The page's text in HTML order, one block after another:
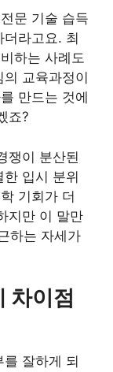
문 기술 습득
라고요. 최
하는 사례도
교육과정이
만드는 것에
죠?
쟁이 분산된
입시 분위
기회가 더
지만 이 말만
하는 자세가
차이점
잘하게 되